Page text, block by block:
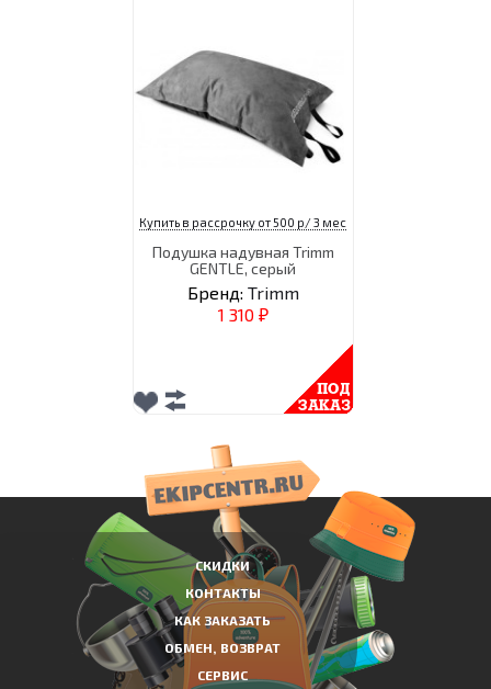
Купить в рассрочку от 500 р/ 3 мес
Подушка надувная Trimm
GENTLE, серый
Бренд: Trimm
1 310 ₽
СКИДКИ
КОНТАКТЫ
КАК ЗАКАЗАТЬ
ОБМЕН, ВОЗВРАТ
СЕРВИС